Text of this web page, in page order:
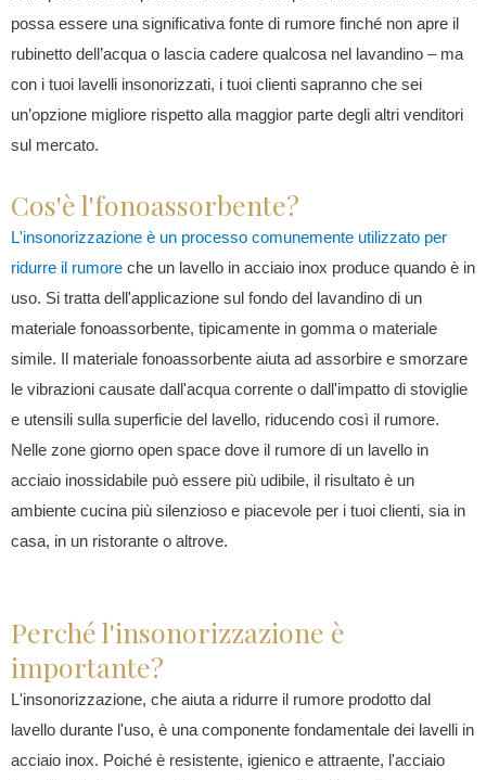
possa essere una significativa fonte di rumore finché non apre il
rubinetto dell’acqua o lascia cadere qualcosa nel lavandino – ma
con i tuoi lavelli insonorizzati, i tuoi clienti sapranno che sei
un’opzione migliore rispetto alla maggior parte degli altri venditori
sul mercato.
Cos'è l'fonoassorbente?
L'insonorizzazione è un processo comunemente utilizzato per
ridurre il rumore che un lavello in acciaio inox produce quando è in
uso. Si tratta dell'applicazione sul fondo del lavandino di un
materiale fonoassorbente, tipicamente in gomma o materiale
simile. Il materiale fonoassorbente aiuta ad assorbire e smorzare
le vibrazioni causate dall'acqua corrente o dall'impatto di stoviglie
e utensili sulla superficie del lavello, riducendo così il rumore.
Nelle zone giorno open space dove il rumore di un lavello in
acciaio inossidabile può essere più udibile, il risultato è un
ambiente cucina più silenzioso e piacevole per i tuoi clienti, sia in
casa, in un ristorante o altrove.
Perché l'insonorizzazione è
importante?
L'insonorizzazione, che aiuta a ridurre il rumore prodotto dal
lavello durante l'uso, è una componente fondamentale dei lavelli in
acciaio inox. Poiché è resistente, igienico e attraente, l'acciaio